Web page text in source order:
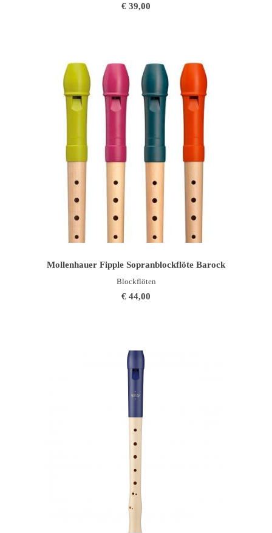
€ 39,00
Mollenhauer Fipple Sopranblockflöte Barock
Blockflöten
€ 44,00